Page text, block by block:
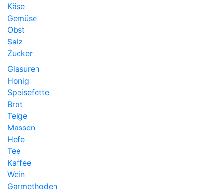
Käse
Gemüse
Obst
Salz
Zucker
Glasuren
Honig
Speisefette
Brot
Teige
Massen
Hefe
Tee
Kaffee
Wein
Garmethoden